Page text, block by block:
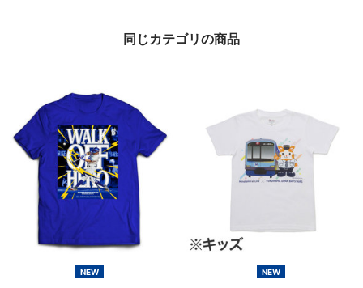
同じカテゴリの商品
NEW NEW